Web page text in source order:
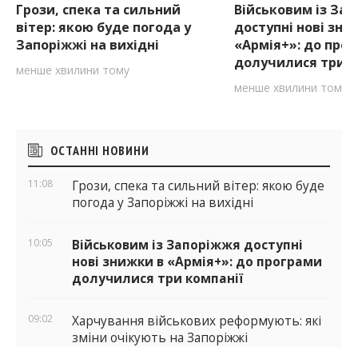
Грози, спека та сильний
вітер: якою буде погода у
Запоріжжі на вихідні
менше хвилини тому
Військовим із
доступні нові
«Армія+»: до
долучилися три
менше хвилини тому
Бічні
віджети
ОСТАННІ НОВИНИ
11:08
Грози, спека та сильний вітер: якою буде
погода у Запоріжжі на вихідні
10:05
Військовим із Запоріжжя доступні
нові знижки в «Армія+»: до програми
долучилися три компанії
09:02
Харчування військових реформують: які
зміни очікують на Запоріжжі